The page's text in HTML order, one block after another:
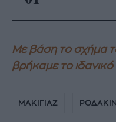
Με βάση το σχήμα
βρήκαμε το
ΜΑΚΙΓΙΑΖ